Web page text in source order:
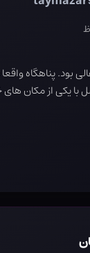
بود. پناهگاه واقعا
با یکی از مکان